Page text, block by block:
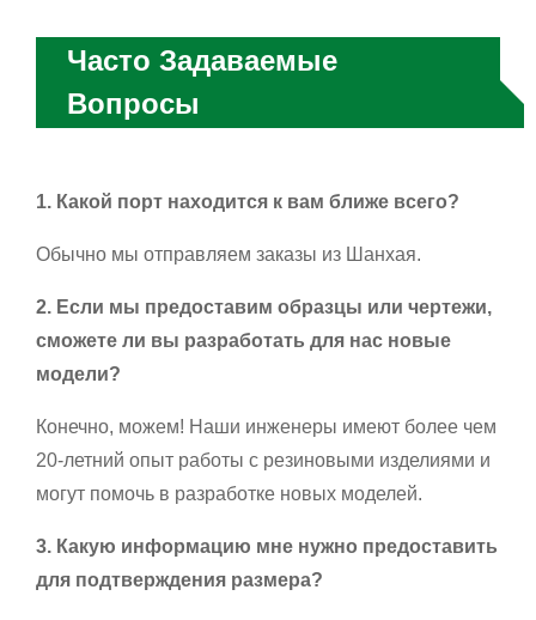
Часто Задаваемые
Вопросы
1. Какой порт находится к вам ближе всего?
Обычно мы отправляем заказы из Шанхая.
2. Если мы предоставим образцы или чертежи,
сможете ли вы разработать для нас новые
модели?
Конечно, можем! Наши инженеры имеют более чем
20-летний опыт работы с резиновыми изделиями и
могут помочь в разработке новых моделей.
3. Какую информацию мне нужно предоставить
для подтверждения размера?